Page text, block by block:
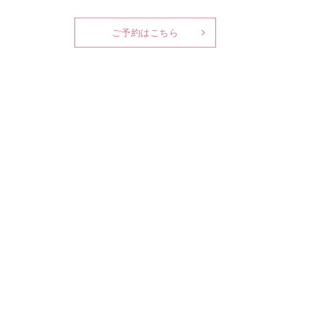
ご予約はこちら